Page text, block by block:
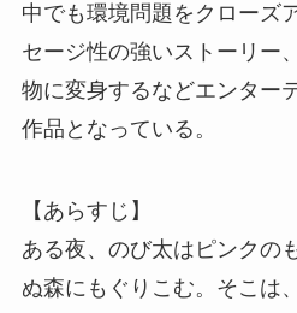
中でも環境問題をクローズ
セージ性の強いストーリー
物に変身するなどエンター
作品となっている。
【あらすじ】
ある夜、のび太はピンクの
ぬ森にもぐりこむ。そこは